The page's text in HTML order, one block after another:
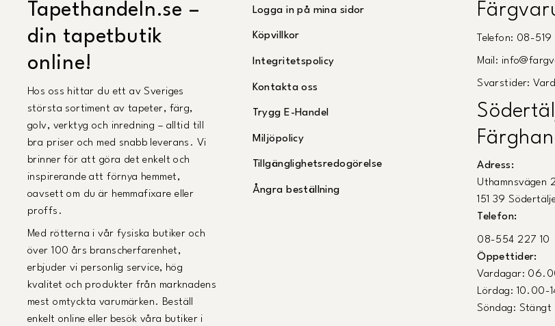
Tapethandeln.se –
din tapetbutik
online!
Hos oss hittar du ett av Sveriges
största sortiment av tapeter, färg,
golv, verktyg och inredning – alltid till
bra priser och med snabb leverans. Vi
brinner för att göra det enkelt och
inspirerande att förnya hemmet,
oavsett om du är hemmafixare eller
proffs.
Med rötterna i vår fysiska butiker och
över 100 års branscherfarenhet,
erbjuder vi personlig service, hög
kvalitet och produkter från marknadens
mest omtyckta varumärken. Beställ
enkelt online eller besök våra butiker i
Logga in på mina sidor
Köpvillkor
Integritetspolicy
Kontakta oss
Trygg E-Handel
Miljöpolicy
Tillgänglighetsredogörelse
Ångra beställning
Telefon: 08-
Mail:
Svarstider:
Adress:
Uthamnsvägen 2
151 39
Telefon:
08-554 227 10
Öppettider:
Vardagar:
Lördag: 10.00-
Söndag: Stängt